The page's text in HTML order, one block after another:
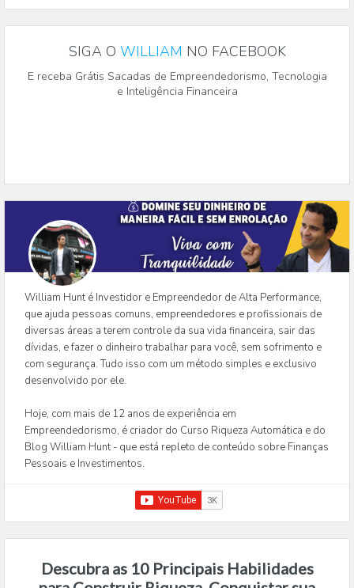
SIGA O WILLIAM NO FACEBOOK
E receba Grátis Sacadas de Empreendedorismo, Tecnologia
e Inteligência Financeira
William Hunt é Investidor e Empreendedor de Alta Performance,
que ajuda pessoas comuns, empreendedores e profissionais de
diversas áreas a terem controle da sua vida financeira, sair das
dívidas, e fazer o dinheiro trabalhar para você, sem sofrimento e
com segurança. Tudo isso com um método simples e exclusivo
desenvolvido por ele.
Hoje, com mais de 12 anos de experiência em
Empreendedorismo, é criador do Curso Riqueza Automática e do
Blog William Hunt - que está repleto de conteúdo sobre Finanças
Pessoais e Investimentos.
Descubra as 10 Principais Habilidades